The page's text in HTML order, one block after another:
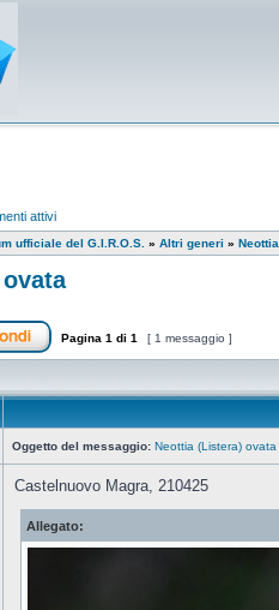
attivi
ufficiale del G.I.R.O.S. » Altri generi » Neottia
Pagina 1 di 1 [ 1 messaggio ]
Oggetto del messaggio: Neottia (Listera) ovata
Castelnuovo Magra, 210425
Allegato: